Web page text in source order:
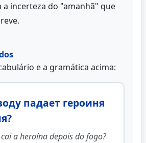
a incerteza do "amanhã" que
e a gramática acima:
падает героиня
a heroína depois do fogo?